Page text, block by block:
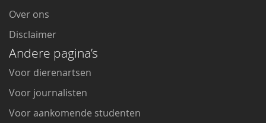
Over ons
Disclaimer
Andere pagina’s
Voor dierenartsen
Voor journalisten
Voor aankomende studenten